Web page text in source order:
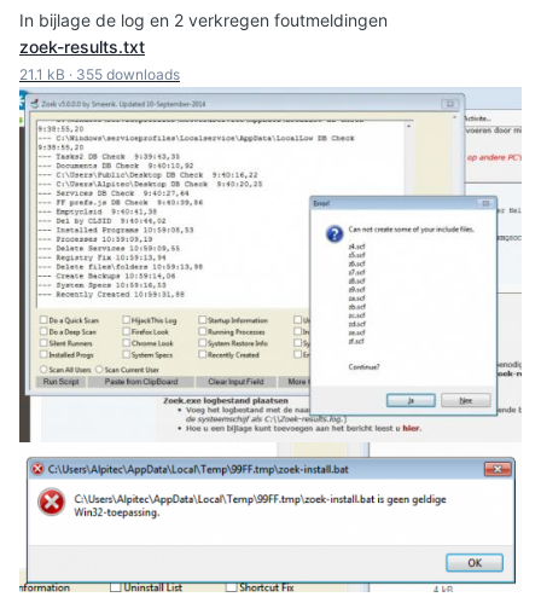
In bijlage de log en 2 verkregen foutmeldingen
zoek-results.txt
21.1 kB · 355 downloads